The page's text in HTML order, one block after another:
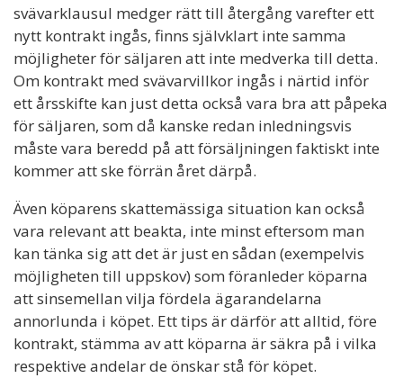
svävarklausul medger rätt till återgång varefter ett
nytt kontrakt ingås, finns självklart inte samma
möjligheter för säljaren att inte medverka till detta.
Om kontrakt med svävarvillkor ingås i närtid inför
ett årsskifte kan just detta också vara bra att påpeka
för säljaren, som då kanske redan inledningsvis
måste vara beredd på att försäljningen faktiskt inte
kommer att ske förrän året därpå.
Även köparens skattemässiga situation kan också
vara relevant att beakta, inte minst eftersom man
kan tänka sig att det är just en sådan (exempelvis
möjligheten till uppskov) som föranleder köparna
att sinsemellan vilja fördela ägarandelarna
annorlunda i köpet. Ett tips är därför att alltid, före
kontrakt, stämma av att köparna är säkra på i vilka
respektive andelar de önskar stå för köpet.